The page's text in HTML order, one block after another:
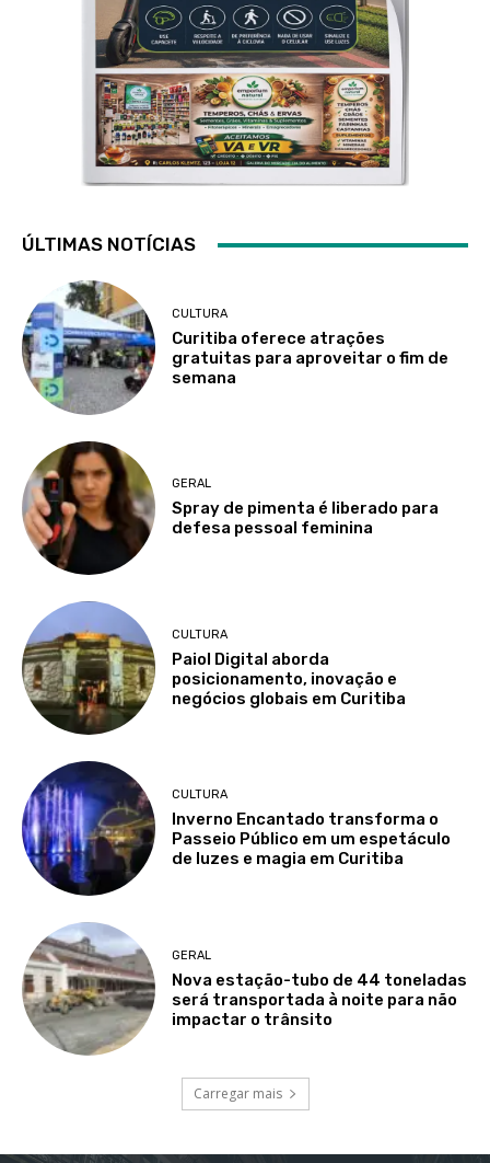
ÚLTIMAS NOTÍCIAS
CULTURA
Curitiba oferece atrações
gratuitas para aproveitar o fim de
semana
GERAL
Spray de pimenta é liberado para
defesa pessoal feminina
CULTURA
Paiol Digital aborda
posicionamento, inovação e
negócios globais em Curitiba
CULTURA
Inverno Encantado transforma o
Passeio Público em um espetáculo
de luzes e magia em Curitiba
GERAL
Nova estação-tubo de 44 toneladas
será transportada à noite para não
impactar o trânsito
Carregar mais